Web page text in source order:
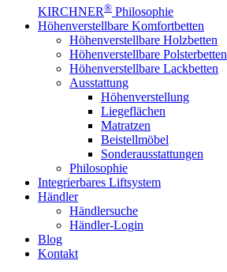
KIRCHNER® Philosophie
Höhenverstellbare Komfortbetten
Höhenverstellbare Holzbetten
Höhenverstellbare Polsterbetten
Höhenverstellbare Lackbetten
Ausstattung
Höhenverstellung
Liegeflächen
Matratzen
Beistellmöbel
Sonderausstattungen
Philosophie
Integrierbares Liftsystem
Händler
Händlersuche
Händler-Login
Blog
Kontakt